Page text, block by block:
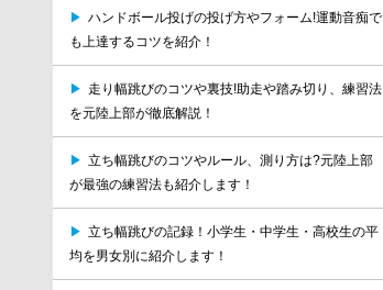
▶ ハンドボール投げの投げ方やフォーム!運動音痴で
も上達するコツを紹介！
▶ 走り幅跳びのコツや裏技!助走や踏み切り、練習法
を元陸上部が徹底解説！
▶ 立ち幅跳びのコツやルール、測り方は?元陸上部
が最強の練習法も紹介します！
▶ 立ち幅跳びの記録！小学生・中学生・高校生の平
均を男女別に紹介します！